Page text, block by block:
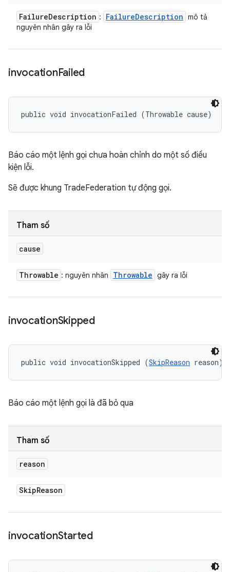
FailureDescription : FailureDescription mô tả
nguyên nhân gây ra lỗi
invocationFailed
public void invocationFailed (Throwable cause)
Báo cáo một lệnh gọi chưa hoàn chỉnh do một số điều
kiện lỗi.
Sẽ được khung TradeFederation tự động gọi.
Tham số
cause
Throwable : nguyên nhân Throwable gây ra lỗi
invocationSkipped
public void invocationSkipped (SkipReason reason)
Báo cáo một lệnh gọi là đã bỏ qua
Tham số
reason
SkipReason
invocationStarted